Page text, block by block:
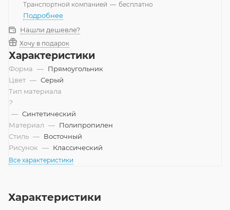
Транспортной компанией — бесплатно
Подробнее
Нашли дешевле?
Хочу в подарок
Характеристики
Форма — Прямоугольник
Цвет — Серый
Тип материала
?
— Синтетический
Материал — Полипропилен
Стиль — Восточный
Рисунок — Классический
Все характеристики
Характеристики